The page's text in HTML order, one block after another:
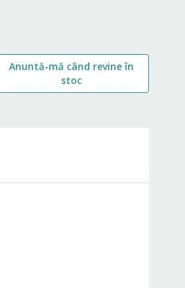
Anuntă-mă când revine în
stoc